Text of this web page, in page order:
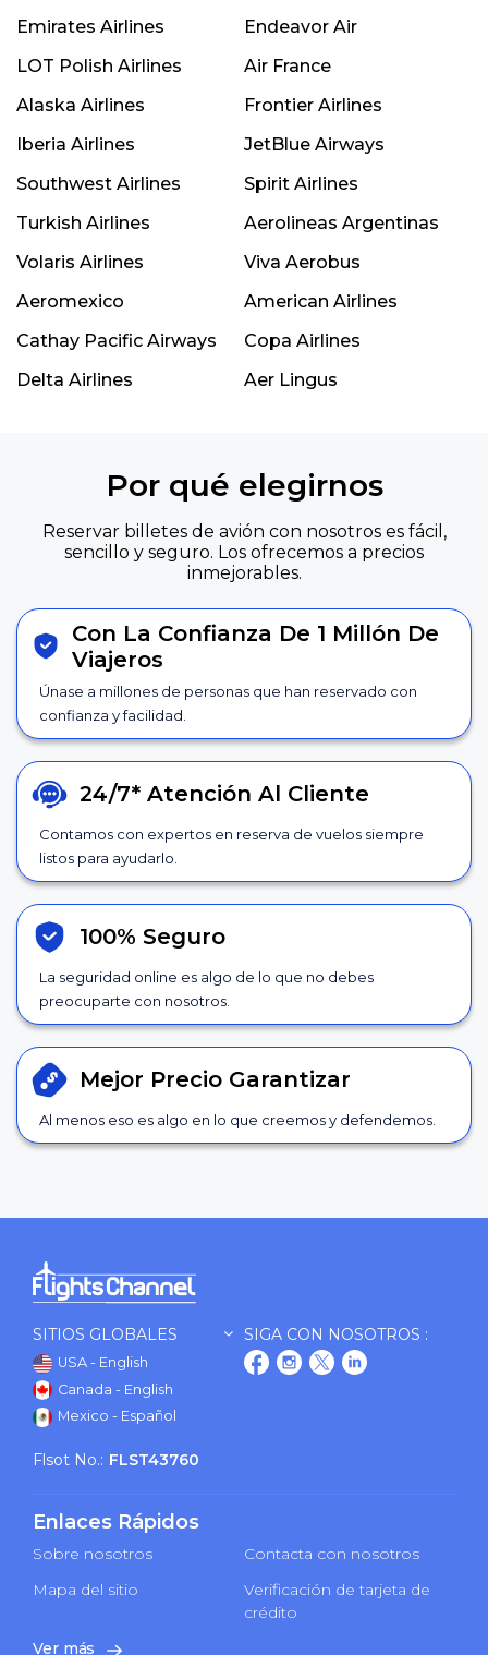
Emirates Airlines
Endeavor Air
LOT Polish Airlines
Air France
Alaska Airlines
Frontier Airlines
Iberia Airlines
JetBlue Airways
Southwest Airlines
Spirit Airlines
Turkish Airlines
Aerolineas Argentinas
Volaris Airlines
Viva Aerobus
Aeromexico
American Airlines
Cathay Pacific Airways
Copa Airlines
Delta Airlines
Aer Lingus
Por qué elegirnos
Reservar billetes de avión con nosotros es fácil,
sencillo y seguro. Los ofrecemos a precios
inmejorables.
Con La Confianza De 1 Millón De
Viajeros
Únase a millones de personas que han reservado con
confianza y facilidad.
24/7* Atención Al Cliente
Contamos con expertos en reserva de vuelos siempre
listos para ayudarlo.
100% Seguro
La seguridad online es algo de lo que no debes
preocuparte con nosotros.
Mejor Precio Garantizar
Al menos eso es algo en lo que creemos y defendemos.
SITIOS GLOBALES
USA - English
Canada - English
Mexico - Español
SIGA CON NOSOTROS :
Flsot No.: FLST43760
Enlaces Rápidos
Sobre nosotros
Contacta con nosotros
Mapa del sitio
Verificación de tarjeta de
crédito
Ver más